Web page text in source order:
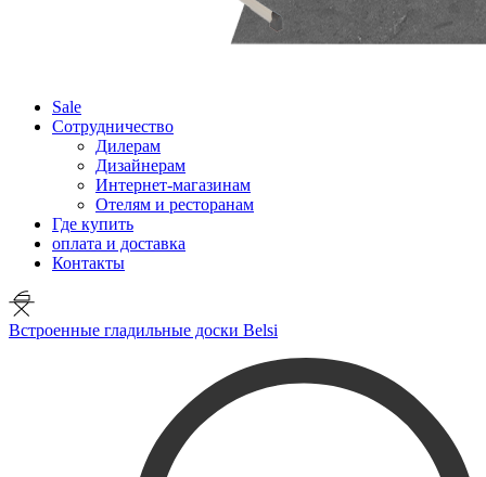
Sale
Сотрудничество
Дилерам
Дизайнерам
Интернет-магазинам
Отелям и ресторанам
Где купить
оплата и доставка
Контакты
Встроенные гладильные доски Belsi